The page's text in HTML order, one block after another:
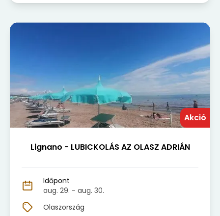
Akció
Lignano - LUBICKOLÁS AZ OLASZ ADRIÁN
Időpont
aug. 29. - aug. 30.
Olaszország